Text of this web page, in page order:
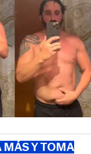
MÁS Y TOMA